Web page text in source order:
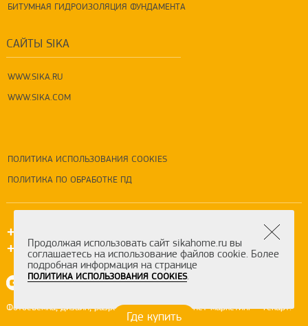
БИТУМНАЯ ГИДРОИЗОЛЯЦИЯ ФУНДАМЕНТА
САЙТЫ SIKA
WWW.SIKA.RU
WWW.SIKA.COM
ПОЛИТИКА ИСПОЛЬЗОВАНИЯ COOKIES
ПОЛИТИКА ПО ОБРАБОТКЕ ПД
+7 (495) 5-777-333
+7 (800) 550-7-333
Фотосъемка,дизайн,разработка сайта,интернет-маркетинг-Текарт.
Продолжая использовать сайт sikahome.ru вы
соглашаетесь на использование файлов cookie. Более
подробная информация на странице
ПОЛИТИКА ИСПОЛЬЗОВАНИЯ COOKIES.
Где купить